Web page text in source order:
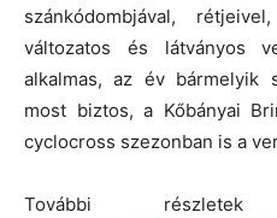
szánkódombjával,
változatos és látványos
alkalmas, az év bármelyik
most biztos, a Kőbányai
cyclocross szezonban is a
További